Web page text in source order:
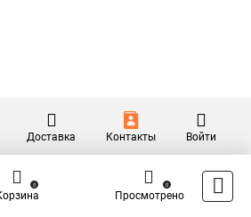
Доставка Контакты Войти
0
Просмотрено
0